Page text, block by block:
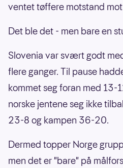
ventet tøffere motstand
Det ble det - men bare en
Slovenia var svært godt
flere ganger. Til pause
kommet seg foran med 13-
norske jentene seg ikke
23-8 og kampen 36-20.
Dermed topper Norge
men det er "bare" på